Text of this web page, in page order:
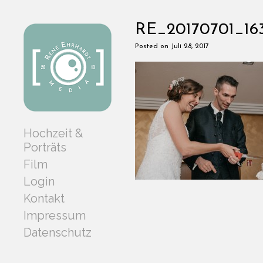
Hochzeit &
Porträts
Film
Login
Kontakt
Impressum
Datenschutz
Posted on Juli 28, 2017